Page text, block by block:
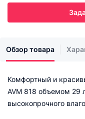
Обзор товара
Комфортный и
AVM 818 объемом 29
высокопрочного